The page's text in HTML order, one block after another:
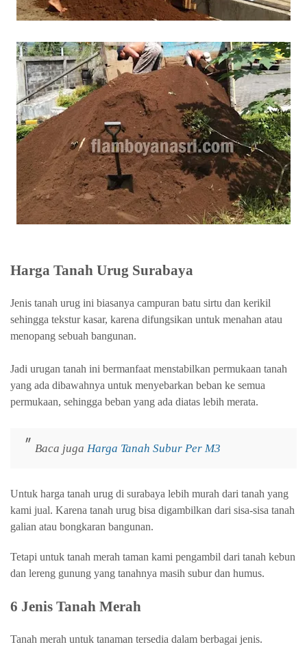
Harga Tanah Urug Surabaya
Jenis tanah urug ini biasanya campuran batu sirtu dan kerikil
sehingga tekstur kasar, karena difungsikan untuk menahan atau
menopang sebuah bangunan.
Jadi urugan tanah ini bermanfaat menstabilkan permukaan tanah
yang ada dibawahnya untuk menyebarkan beban ke semua
permukaan, sehingga beban yang ada diatas lebih merata.
Baca juga Harga Tanah Subur Per M3
Untuk harga tanah urug di surabaya lebih murah dari tanah yang
kami jual. Karena tanah urug bisa digambilkan dari sisa-sisa tanah
galian atau bongkaran bangunan.
Tetapi untuk tanah merah taman kami pengambil dari tanah kebun
dan lereng gunung yang tanahnya masih subur dan humus.
6 Jenis Tanah Merah
Tanah merah untuk tanaman tersedia dalam berbagai jenis.